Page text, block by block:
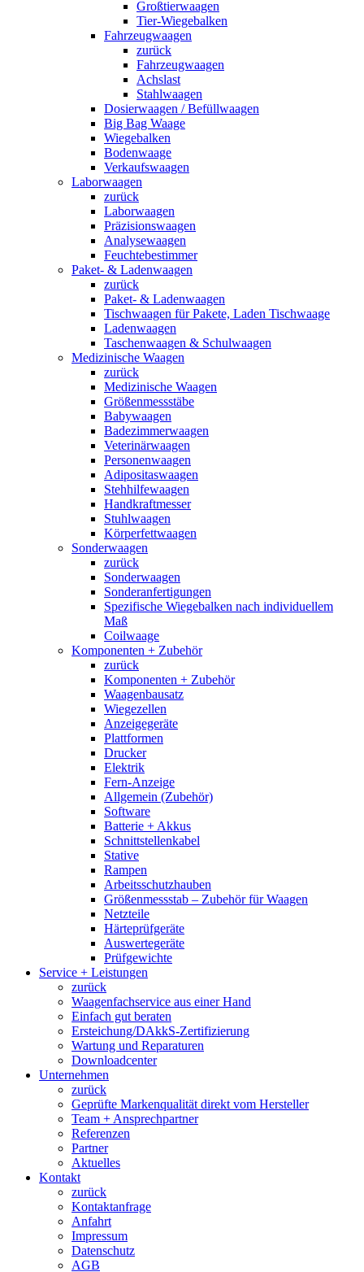
Großtierwaagen
Tier-Wiegebalken
Fahrzeugwaagen
zurück
Fahrzeugwaagen
Achslast
Stahlwaagen
Dosierwaagen / Befüllwaagen
Big Bag Waage
Wiegebalken
Bodenwaage
Verkaufswaagen
Laborwaagen
zurück
Laborwaagen
Präzisionswaagen
Analysewaagen
Feuchtebestimmer
Paket- & Ladenwaagen
zurück
Paket- & Ladenwaagen
Tischwaagen für Pakete, Laden Tischwaage
Ladenwaagen
Taschenwaagen & Schulwaagen
Medizinische Waagen
zurück
Medizinische Waagen
Größenmessstäbe
Babywaagen
Badezimmerwaagen
Veterinärwaagen
Personenwaagen
Adipositaswaagen
Stehhilfewaagen
Handkraftmesser
Stuhlwaagen
Körperfettwaagen
Sonderwaagen
zurück
Sonderwaagen
Sonderanfertigungen
Spezifische Wiegebalken nach individuellem
Maß
Coilwaage
Komponenten + Zubehör
zurück
Komponenten + Zubehör
Waagenbausatz
Wiegezellen
Anzeigegeräte
Plattformen
Drucker
Elektrik
Fern-Anzeige
Allgemein (Zubehör)
Software
Batterie + Akkus
Schnittstellenkabel
Stative
Rampen
Arbeitsschutzhauben
Größenmessstab – Zubehör für Waagen
Netzteile
Härteprüfgeräte
Auswertegeräte
Prüfgewichte
Service + Leistungen
zurück
Waagenfachservice aus einer Hand
Einfach gut beraten
Ersteichung/DAkkS-Zertifizierung
Wartung und Reparaturen
Downloadcenter
Unternehmen
zurück
Geprüfte Markenqualität direkt vom Hersteller
Team + Ansprechpartner
Referenzen
Partner
Aktuelles
Kontakt
zurück
Kontaktanfrage
Anfahrt
Impressum
Datenschutz
AGB